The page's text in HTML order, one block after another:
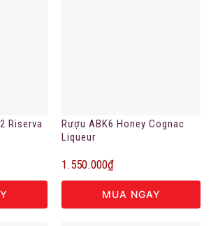
Riserva
Rượu ABK6 Honey Cognac
Liqueur
1.550.000₫
MUA NGAY